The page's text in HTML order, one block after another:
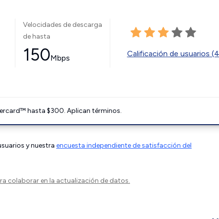
Velocidades de descarga
de hasta
150Mbps Calificación de usuarios
hasta $300. Aplican términos.
y nuestra encuesta independiente de satisfacción del
colaborar en la actualización de datos.